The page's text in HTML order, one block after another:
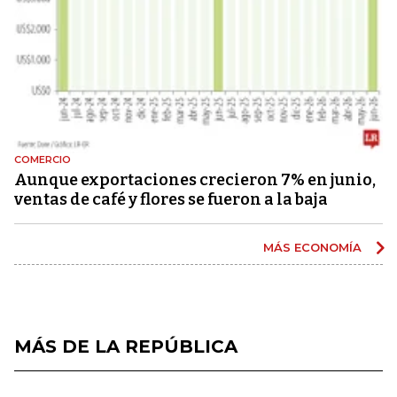
COMERCIO
Aunque exportaciones crecieron 7% en junio,
ventas de café y flores se fueron a la baja
MÁS ECONOMÍA
MÁS DE LA REPÚBLICA